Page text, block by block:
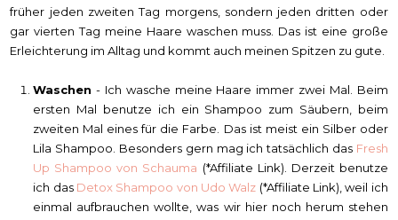
früher jeden zweiten Tag morgens, sondern jeden dritten oder
gar vierten Tag meine Haare waschen muss. Das ist eine große
Erleichterung im Alltag und kommt auch meinen Spitzen zu gute.
Waschen - Ich wasche meine Haare immer zwei Mal. Beim
ersten Mal benutze ich ein Shampoo zum Säubern, beim
zweiten Mal eines für die Farbe. Das ist meist ein Silber oder
Lila Shampoo. Besonders gern mag ich tatsächlich das Fresh
Up Shampoo von Schauma (*Affiliate Link). Derzeit benutze
ich das Detox Shampoo von Udo Walz (*Affiliate Link), weil ich
einmal aufbrauchen wollte, was wir hier noch herum stehen